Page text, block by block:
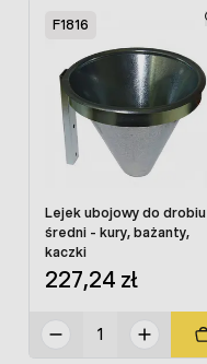
F1816
Lejek ubojowy do drobiu
średni - kury, bażanty,
kaczki
227,24 zł